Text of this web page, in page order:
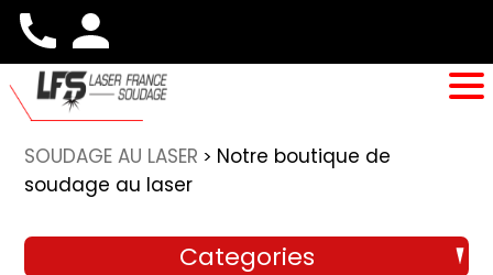
SOUDAGE AU LASER > Notre boutique de
soudage au laser
Categories